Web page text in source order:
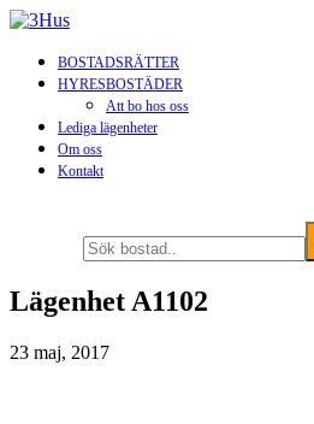
BOSTADSRÄTTER
HYRESBOSTÄDER
Att bo hos oss
Lediga lägenheter
Om oss
Kontakt
Lägenhet A1102
23 maj, 2017